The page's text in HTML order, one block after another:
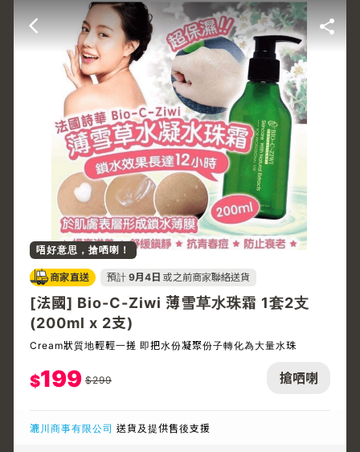
搶哂喇
唔好意思，搶哂喇！
商家直送 預計 9月4日 或之前商家聯絡送貨
[法國] Bio-C-Ziwi 薄雪草水珠霜 1套2支
(200ml x 2支)
Cream狀質地輕輕一搓 即把水份凝聚份子轉化為大量水珠
$199 $299
漉川商事有限公司 送貨及提供售後支援